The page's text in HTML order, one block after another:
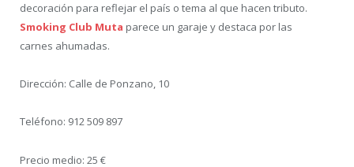
decoración para reflejar el país o tema al que hacen tributo.
Smoking Club Muta parece un garaje y destaca por las
carnes ahumadas.
Dirección: Calle de Ponzano, 10
Teléfono: 912 509 897
Precio medio: 25 €